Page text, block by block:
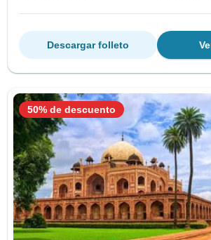
Descargar folleto
50% de descuento